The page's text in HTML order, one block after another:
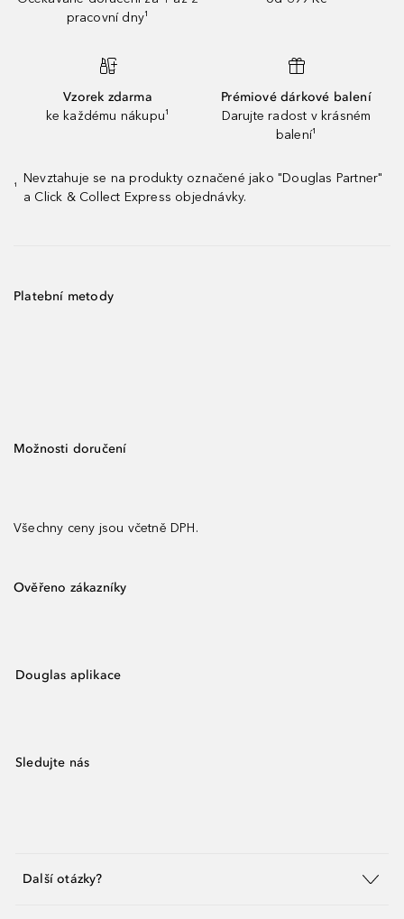
pracovní dny¹
Vzorek zdarma
ke každému nákupu¹
Prémiové dárkové balení
Darujte radost v krásném
balení¹
¹
Nevztahuje se na produkty označené jako "Douglas Partner"
a Click & Collect Express objednávky.
Platební metody
Možnosti doručení
Všechny ceny jsou včetně DPH.
Ověřeno zákazníky
Douglas aplikace
Sledujte nás
Další otázky?